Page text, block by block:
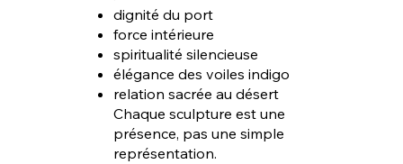
dignité du port
force intérieure
spiritualité silencieuse
élégance des voiles indigo
relation sacrée au désert
Chaque sculpture est une
présence, pas une simple
représentation.